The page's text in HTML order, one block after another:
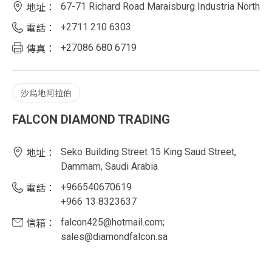
地址：
67-71 Richard Road Maraisburg Industria North
電話：
+2711 210 6303
傳真：
+27086 680 6719
沙烏地阿拉伯
FALCON DIAMOND TRADING
地址：
Seko Building Street 15 King Saud Street,
Dammam, Saudi Arabia
電話：
+966540670619
+966 13 8323637
信箱：
falcon425@hotmail.com;
sales@diamondfalcon.sa